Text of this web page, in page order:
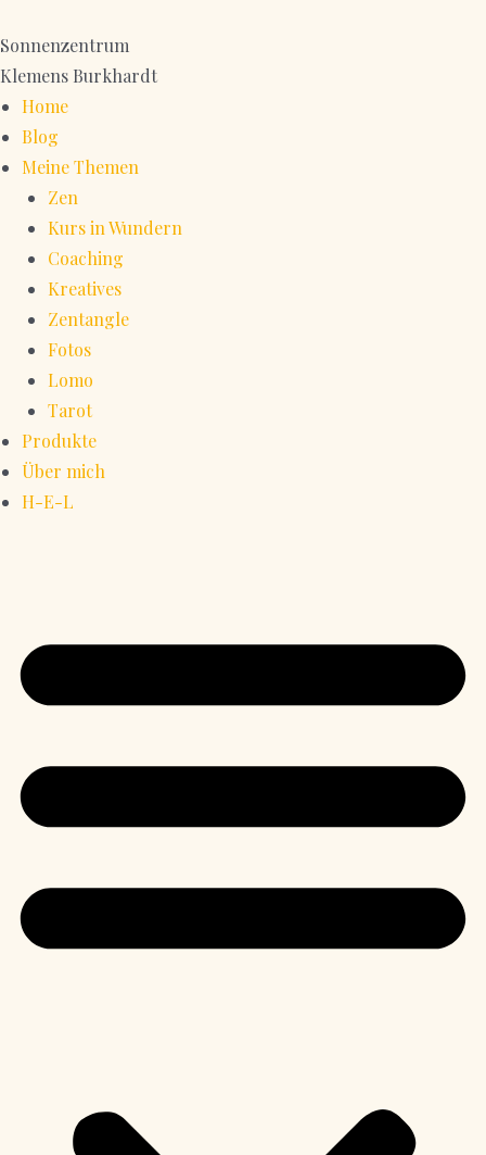
Inhalt
springen
Sonnenzentrum
Klemens Burkhardt
Home
Blog
Meine Themen
Zen
Kurs in Wundern
Coaching
Kreatives
Zentangle
Fotos
Lomo
Tarot
Produkte
Über mich
H-E-L